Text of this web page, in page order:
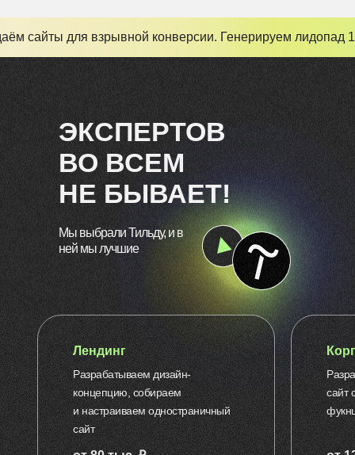
сайты для взрывной конверсии. Генерируем
ЭКСПЕРТОВ
ВО ВСЕМ
НЕ БЫВАЕТ!
Мы выбрали Тильду, и в
ней мы лучшие
Разрабатываем дизайн-
концепцию, собираем
и настраиваем одностраничный
сайт
Лендинг
сайт